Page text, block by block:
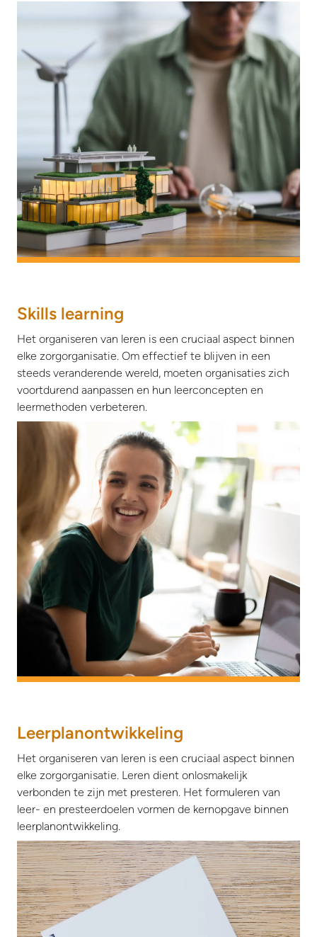
Skills learning
Het organiseren van leren is een cruciaal aspect binnen
elke zorgorganisatie. Om effectief te blijven in een
steeds veranderende wereld, moeten organisaties zich
voortdurend aanpassen en hun leerconcepten en
leermethoden verbeteren.
Leerplanontwikkeling
Het organiseren van leren is een cruciaal aspect binnen
elke zorgorganisatie. Leren dient onlosmakelijk
verbonden te zijn met presteren. Het formuleren van
leer- en presteerdoelen vormen de kernopgave binnen
leerplanontwikkeling.